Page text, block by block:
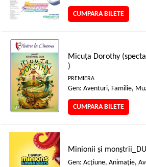
CUMPARA BILETE
Micuța Dorothy
)
PREMIERA
Gen: Aventuri, Familie,
CUMPARA BILETE
Minionii și
Gen: Acţiune, Animaţie,